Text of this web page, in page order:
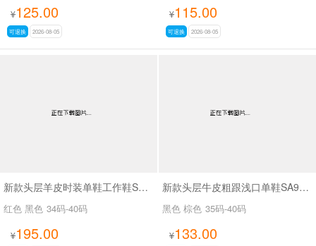
¥125.00
可退换 2026-08-05
¥115.00
可退换 2026-08-05
新款头层羊皮时装单鞋工作鞋SA56-53
红色 黑色 34码-40码
¥195.00
新款头层牛皮粗跟浅口单鞋SA9629-5
黑色 棕色 35码-40码
¥133.00